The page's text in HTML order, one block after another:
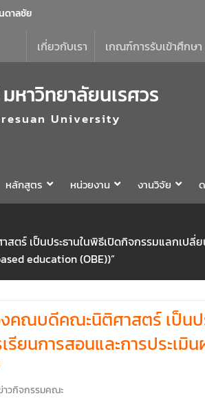
ดาลชัย
น ปีการ
ข้า
นแต่ละ
อมการ
หมาย
ง
พิบัติ
รับ
หกรรม
ำปี
ง
ย
นใน
แก่นิสิต
เกี่ยวกับเรา เกณฑ์การรับเข้าศึกษา
าวิทยาลัยนเรศวร
University
หลักสูตร หน่วยงาน งานวิจัย
ร์ เป็นประธานในพิธีเปิดกิจกรรมแลกเปลี่
education (OBE))”
คณบดีคณะนิติศาสตร์ เป็น
รียนการสอนและการประเ
าวกิจกรรมคณะ